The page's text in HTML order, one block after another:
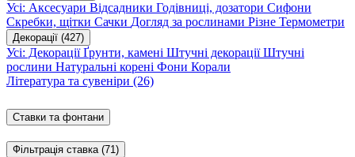
Усі: Аксесуари Відсадники Годівниці, дозатори Сифони
Скребки, щітки Сачки Догляд за рослинами Різне Термометри
Декорації (427)
Усі: ДекораціїҐрунти, камені Штучні декораціїШтучні
рослини Натуральні корені Фони Корали
Література та сувеніри (26)
Ставки та фонтани
Фільтрація ставка (71)